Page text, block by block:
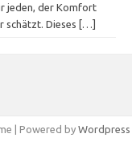
jeden, der Komfort
schätzt. Dieses
[…]
| Powered by Wordpress